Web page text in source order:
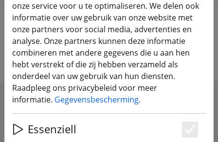
Home Onderdelen RC ontvanger
RC ontvanger
SHOW FILTERS
onze service voor u te optimaliseren. We delen ook
informatie over uw gebruik van onze website met
onze partners voor social media, advertenties en
analyse. Onze partners kunnen deze informatie
combineren met andere gegevens die u aan hen
hebt verstrekt of die zij hebben verzameld als
onderdeel van uw gebruik van hun diensten.
Raadpleeg ons privacybeleid voor meer
informatie. Gegevensbescherming.
Essenziell